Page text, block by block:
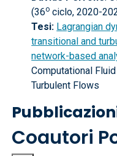
(36o ciclo, 2020-
Tesi: Lagrangian
transitional and
network-based
Computational
Turbulent Flows
Coautori